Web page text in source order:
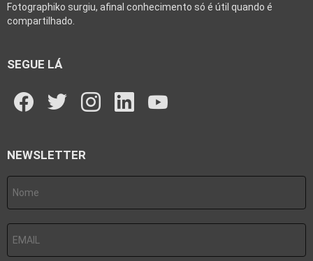
Fotographiko surgiu, afinal conhecimento só é útil quando é
compartilhado.
SEGUE LÁ
NEWSLETTER